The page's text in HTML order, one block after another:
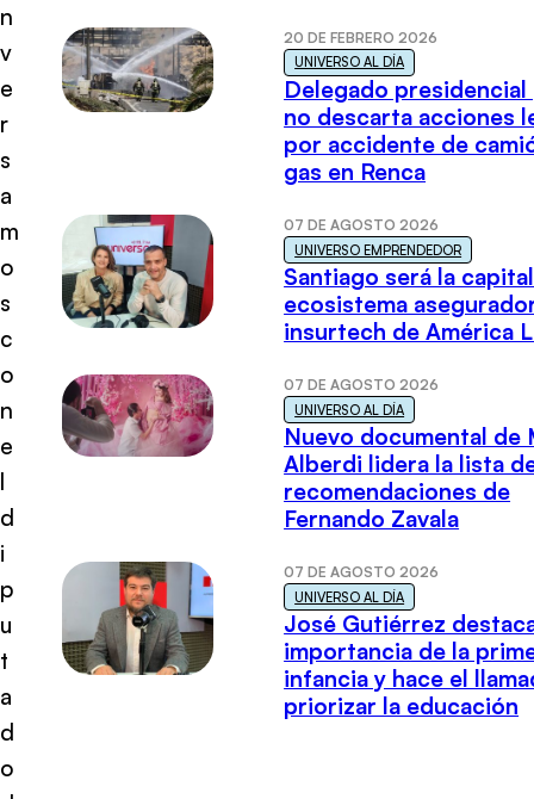
n
v
e
r
s
a
m
o
s
c
o
n
e
l
d
i
p
u
t
a
d
o
20 DE FEBRERO 2026
UNIVERSO AL DÍA
Delegado presidencial
no descarta acciones
por accidente de
gas en Renca
07 DE AGOSTO 2026
UNIVERSO EMPRENDEDOR
Santiago será la
ecosistema
insurtech de América
07 DE AGOSTO 2026
UNIVERSO AL DÍA
Nuevo documental de
Alberdi lidera la lista
recomendaciones de
Fernando Zavala
07 DE AGOSTO 2026
UNIVERSO AL DÍA
José Gutiérrez
importancia de la
infancia y hace el
priorizar la educación